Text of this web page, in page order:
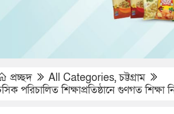
প্রচ্ছদ All Categories,চট্টগ্রাম
পরিচালিত শিক্ষাপ্রতিষ্ঠানে গুণগত